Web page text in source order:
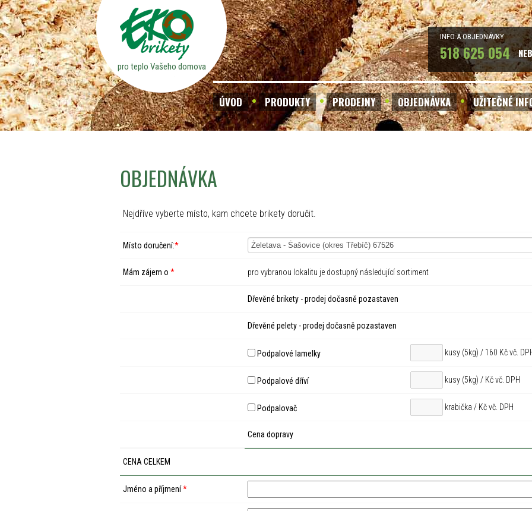
pro teplo Vašeho domova
INFO A OBJEDNÁVKY
518 625 054
ÚVOD PRODUKTY PRODEJNY OBJEDNÁVKA UŽITEČNÉ
OBJEDNÁVKA
Nejdříve vyberte místo, kam chcete brikety doručit.
Místo doručení:*
Mám zájem o * pro vybranou lokalitu je dostupný následující sortiment
Dřevěné brikety - prodej dočasně pozastaven
Dřevěné pelety - prodej dočasně pozastaven
Podpalové lamelky kusy (5kg) / 160 Kč vč.
Podpalové dříví kusy (5kg) / Kč vč. DPH
Podpalovač krabička / Kč vč. DPH
Cena dopravy
CENA CELKEM
Jméno a příjmení*